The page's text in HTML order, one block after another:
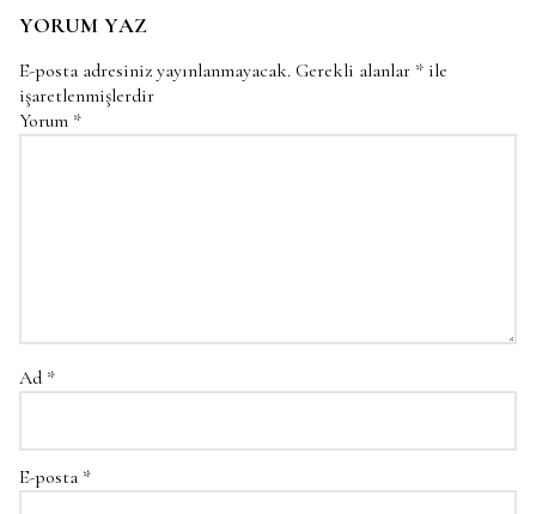
YORUM YAZ
E-posta adresiniz yayınlanmayacak. Gerekli alanlar * ile
işaretlenmişlerdir
Yorum *
Ad *
E-posta *